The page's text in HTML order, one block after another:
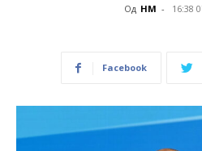
Од НМ - 16:38
Facebook